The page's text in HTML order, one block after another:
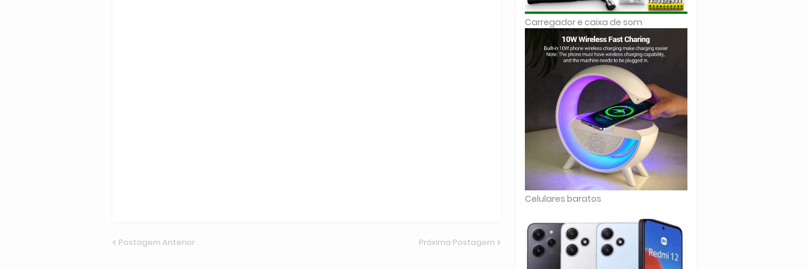
Postagem Anterior Próxima Postagem
Carregador e caixa de som
Celulares baratos